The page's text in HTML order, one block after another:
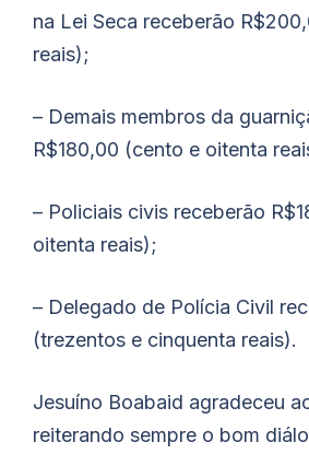
na Lei Seca receberão
reais);
– Demais membros da
R$180,00 (cento e oitenta
– Policiais civis receberão
oitenta reais);
– Delegado de Polícia Civil
(trezentos e cinquenta reais).
Jesuíno Boabaid agradeceu
reiterando sempre o bom